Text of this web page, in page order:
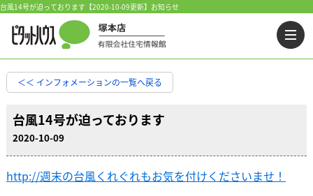
台風14号が迫っております【2020-10-09更新】お知らせ
＜＜ インフォメーションの一覧へ戻る
台風14号が迫っております
2020-10-09
http://週末の台風くれぐれもお気を付けくださいませ！